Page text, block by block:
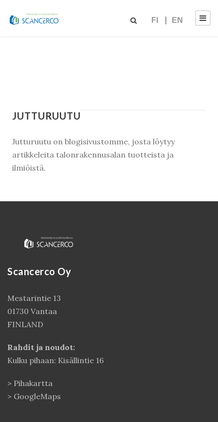
FI EN
JUTTURUUTU
Jutturuutu on blogisivustomme, josta löytyy
artikkeleita talonrakennusalan tuotteista ja
ilmiöistä.
Scancerco Oy
Mestarintie 13
01730 Vantaa
FINLAND
Rahdit ja noudot:
Kulku pihaan: Kisällintie 16
> Pihakartta
> GoogleMaps